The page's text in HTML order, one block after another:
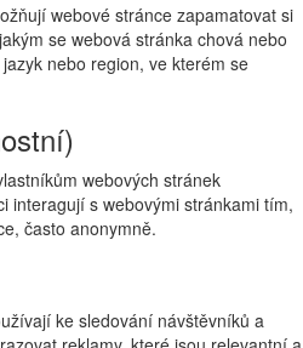
webové stránce zapamatovat si
se webová stránka chová nebo
nebo region, ve kterém se
webových stránek
interagují s webovými stránkami tím,
často anonymně.
ke sledování návštěvníků a